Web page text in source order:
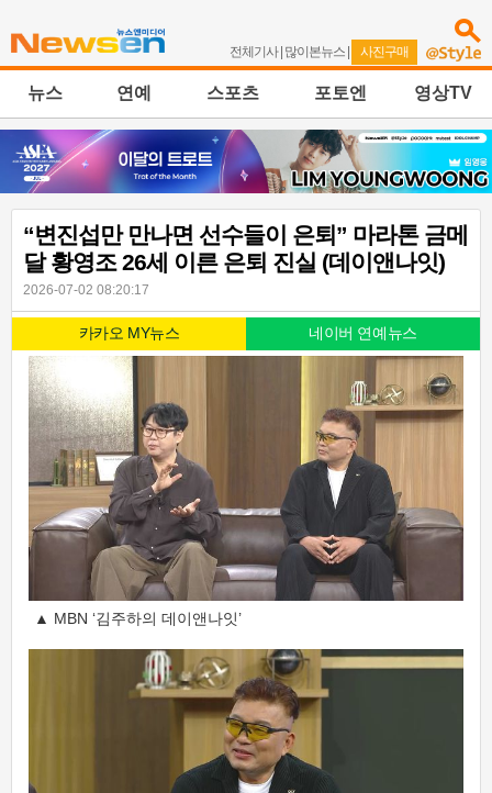
전체기사| 많이본뉴스 | 사진구매
뉴스 연예 스포츠 포토엔 영상TV
“변진섭만 만나면 선수들이 은퇴” 마라톤 금메
달 황영조 26세 이른 은퇴 진실 (데이앤나잇)
2026-07-02 08:20:17
카카오 MY뉴스 네이버 연예뉴스
▲ MBN ‘김주하의 데이앤나잇’